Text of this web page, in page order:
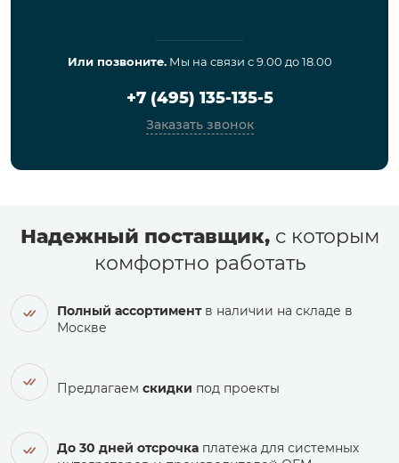
Или позвоните.Мы на связи с 9.00 до 18.00
+7 (495) 135-135-5
Заказать звонок
Надежный поставщик,с которым
комфортно работать
Полный ассортиментв наличии на складе в
Москве
Предлагаем скидки под проекты
До 30 дней отсрочка платежа для системных